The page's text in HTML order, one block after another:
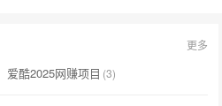
爱酷2025网赚项目 (3)
更多